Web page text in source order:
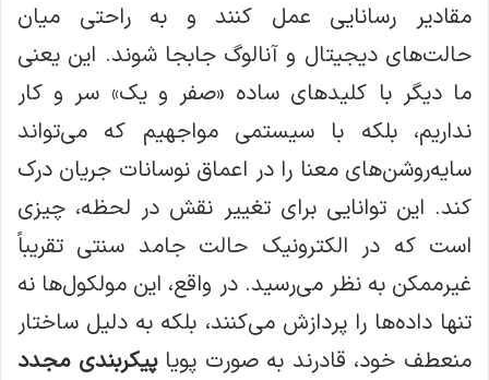
مقادیر رسانایی عمل کنند و به راحتی میان
حالت‌های دیجیتال و آنالوگ جابجا شوند. این یعنی
ما دیگر با کلیدهای ساده «صفر و یک» سر و کار
نداریم، بلکه با سیستمی مواجهیم که می‌تواند
سایه‌روشن‌های معنا را در اعماق نوسانات جریان درک
کند. این توانایی برای تغییر نقش در لحظه، چیزی
است که در الکترونیک حالت جامد سنتی تقریباً
غیرممکن به نظر می‌رسید. در واقع، این مولکول‌ها نه
تنها داده‌ها را پردازش می‌کنند، بلکه به دلیل ساختار
منعطف خود، قادرند به صورت پویاپیکربندی مجدد